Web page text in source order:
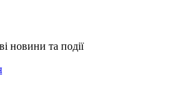
новини та події